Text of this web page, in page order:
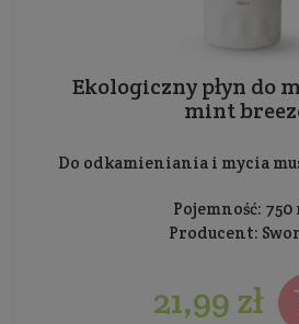
Ekologiczny płyn do
mint
Do odkamieniania i mycia
Pojemność: 750
Producent:
21,99 zł